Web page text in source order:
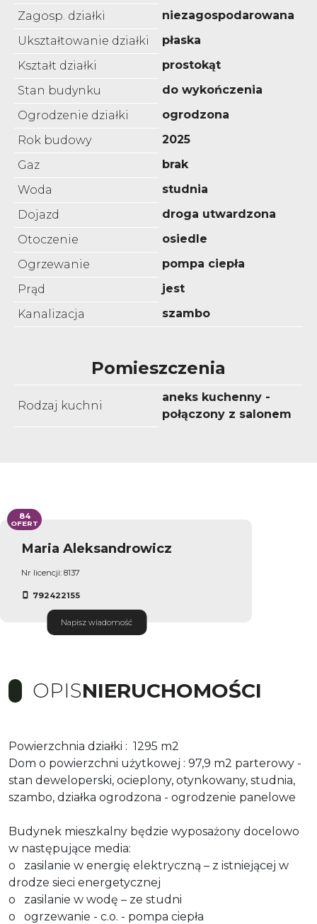
Zagosp. działki
niezagospodarowana
Ukształtowanie działki
płaska
Kształt działki
prostokąt
Stan budynku
do wykończenia
Ogrodzenie działki
ogrodzona
Rok budowy
2025
Gaz
brak
Woda
studnia
Dojazd
droga utwardzona
Otoczenie
osiedle
Ogrzewanie
pompa ciepła
Prąd
jest
Kanalizacja
szambo
Pomieszczenia
Rodzaj kuchni
aneks kuchenny -
połączony z salonem
Maria Aleksandrowicz
Nr licencji: 8137
792422155
Napisz wiadomość
84
OFERT
OPISNIERUCHOMOŚCI
Powierzchnia działki : 1295 m2
Dom o powierzchni użytkowej : 97,9 m2 parterowy -
stan deweloperski, ocieplony, otynkowany, studnia,
szambo, działka ogrodzona - ogrodzenie panelowe
Budynek mieszkalny będzie wyposażony docelowo
w następujące media:
o
zasilanie w energię elektryczną – z istniejącej w
drodze sieci energetycznej
o
zasilanie w wodę – ze studni
o
ogrzewanie - c.o. - pompa ciepła